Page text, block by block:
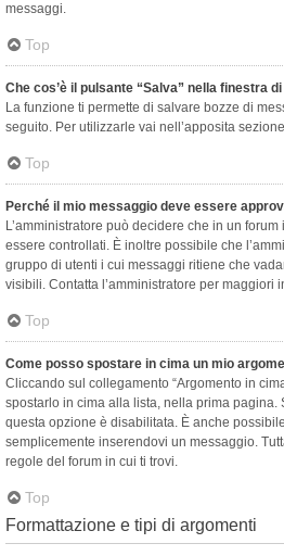
messaggi.
Top
Che cos’è il pulsante “Salva” nella finestra
La funzione ti permette di salvare bozze di
seguito. Per utilizzarle vai nell’apposita
Top
Perché il mio messaggio deve essere
L’amministratore può decidere che in un
essere controllati. È inoltre possibile che
gruppo di utenti i cui messaggi ritiene che
visibili. Contatta l’amministratore per maggiori
Top
Come posso spostare in cima un mio
Cliccando sul collegamento “Argomento in
spostarlo in cima alla lista, nella prima pagina.
questa opzione è disabilitata. È anche
semplicemente inserendovi un messaggio.
regole del forum in cui ti trovi.
Top
Formattazione e tipi di argomenti